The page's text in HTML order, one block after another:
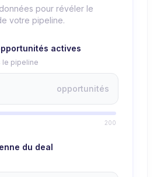
pour révéler le
votre pipeline.
actives
le pipeline
opportunités
200
du deal